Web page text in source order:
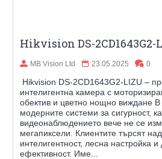
MB Vision Ltd 23.05.2025 0
Hikvision DS-2CD1643G2-LIZU –
интелигентна камера с
обектив и цветно нощно виждане
модерните системи за сигурност,
видеонаблюдението вече не се
мегапиксели. Клиентите търсят
интелигентност, лесна настройка и
ефективност. Име...